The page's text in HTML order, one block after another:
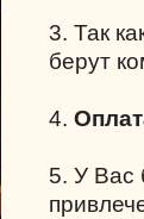
3. Так
берут
4.
5. У Вас